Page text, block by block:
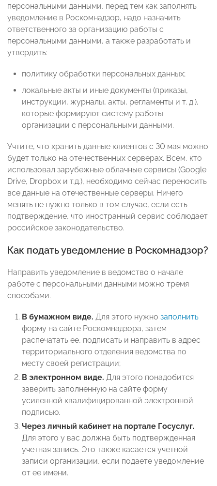
персональными данными, перед тем как заполнять
уведомление в Роскомнадзор, надо назначить
ответственного за организацию работы с
персональными данными, а также разработать и
утвердить:
политику обработки персональных данных;
локальные акты и иные документы (приказы,
инструкции, журналы, акты, регламенты и т. д.),
которые формируют систему работы
организации с персональными данными.
Учтите, что хранить данные клиентов с 30 мая можно
будет только на отечественных серверах. Всем, кто
использовал зарубежные облачные сервисы (Google
Drive, Dropbox и т.д.), необходимо сейчас переносить
все данные на отечественные серверы. Ничего
менять не нужно только в том случае, если есть
подтверждение, что иностранный сервис соблюдает
российское законодательство.
Как подать уведомление в Роскомнадзор?
Направить уведомление в ведомство о начале
работе с персональными данными можно тремя
способами.
В бумажном виде. Для этого нужно заполнить
форму на сайте Роскомнадзора, затем
распечатать ее, подписать и направить в адрес
территориального отделения ведомства по
месту своей регистрации;
В электронном виде. Для этого понадобится
заверить заполненную на сайте форму
усиленной квалифицированной электронной
подписью.
Через личный кабинет на портале Госуслуг.
Для этого у вас должна быть подтвержденная
учетная запись. Это также касается учетной
записи организации, если подаете уведомление
от ее имени.